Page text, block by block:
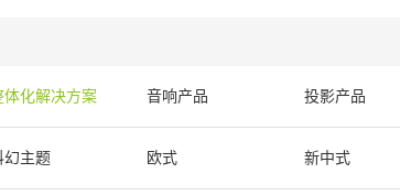
体化解决方案 音响产品 投影产品
边产品
幻主题 欧式 新中式